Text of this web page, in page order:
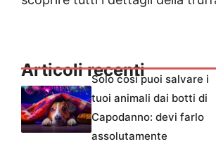
Articoli recentiSolo così puoi salvare i
tuoi animali dai botti di
Capodanno: devi farlo
assolutamente